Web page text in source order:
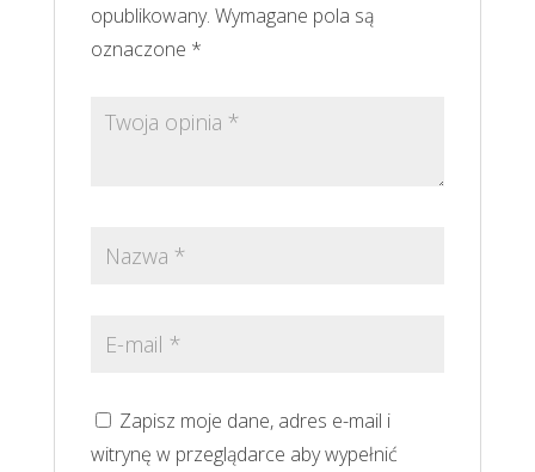
opublikowany. Wymagane pola są
oznaczone *
Zapisz moje dane, adres e-mail i
witrynę w przeglądarce aby wypełnić